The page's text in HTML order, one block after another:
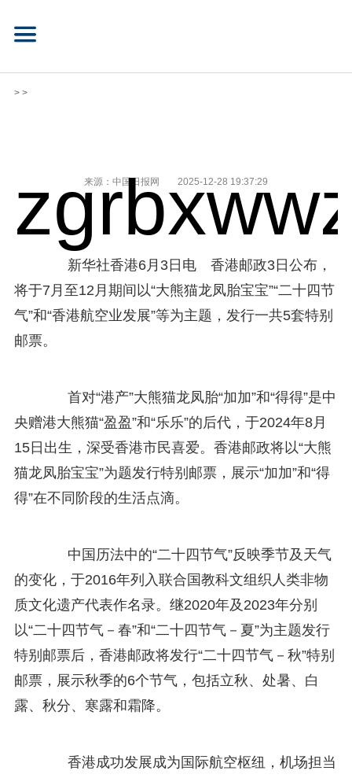
> >
来源：中国日报网 2025-12-28 19:37:29
新华社香港6月3日电 香港邮政3日公布，
将于7月至12月期间以“大熊猫龙凤胎宝宝”“二十四节
气”和“香港航空业发展”等为主题，发行一共5套特别
邮票。
首对“港产”大熊猫龙凤胎“加加”和“得得”是中
央赠港大熊猫“盈盈”和“乐乐”的后代，于2024年8月
15日出生，深受香港市民喜爱。香港邮政将以“大熊
猫龙凤胎宝宝”为题发行特别邮票，展示“加加”和“得
得”在不同阶段的生活点滴。
中国历法中的“二十四节气”反映季节及天气
的变化，于2016年列入联合国教科文组织人类非物
质文化遗产代表作名录。继2020年及2023年分别
以“二十四节气－春”和“二十四节气－夏”为主题发行
特别邮票后，香港邮政将发行“二十四节气－秋”特别
邮票，展示秋季的6个节气，包括立秋、处暑、白
露、秋分、寒露和霜降。
香港成功发展成为国际航空枢纽，机场担当